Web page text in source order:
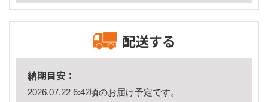
配送する
納期目安：
2026.07.22 6:42頃のお届け予定です。